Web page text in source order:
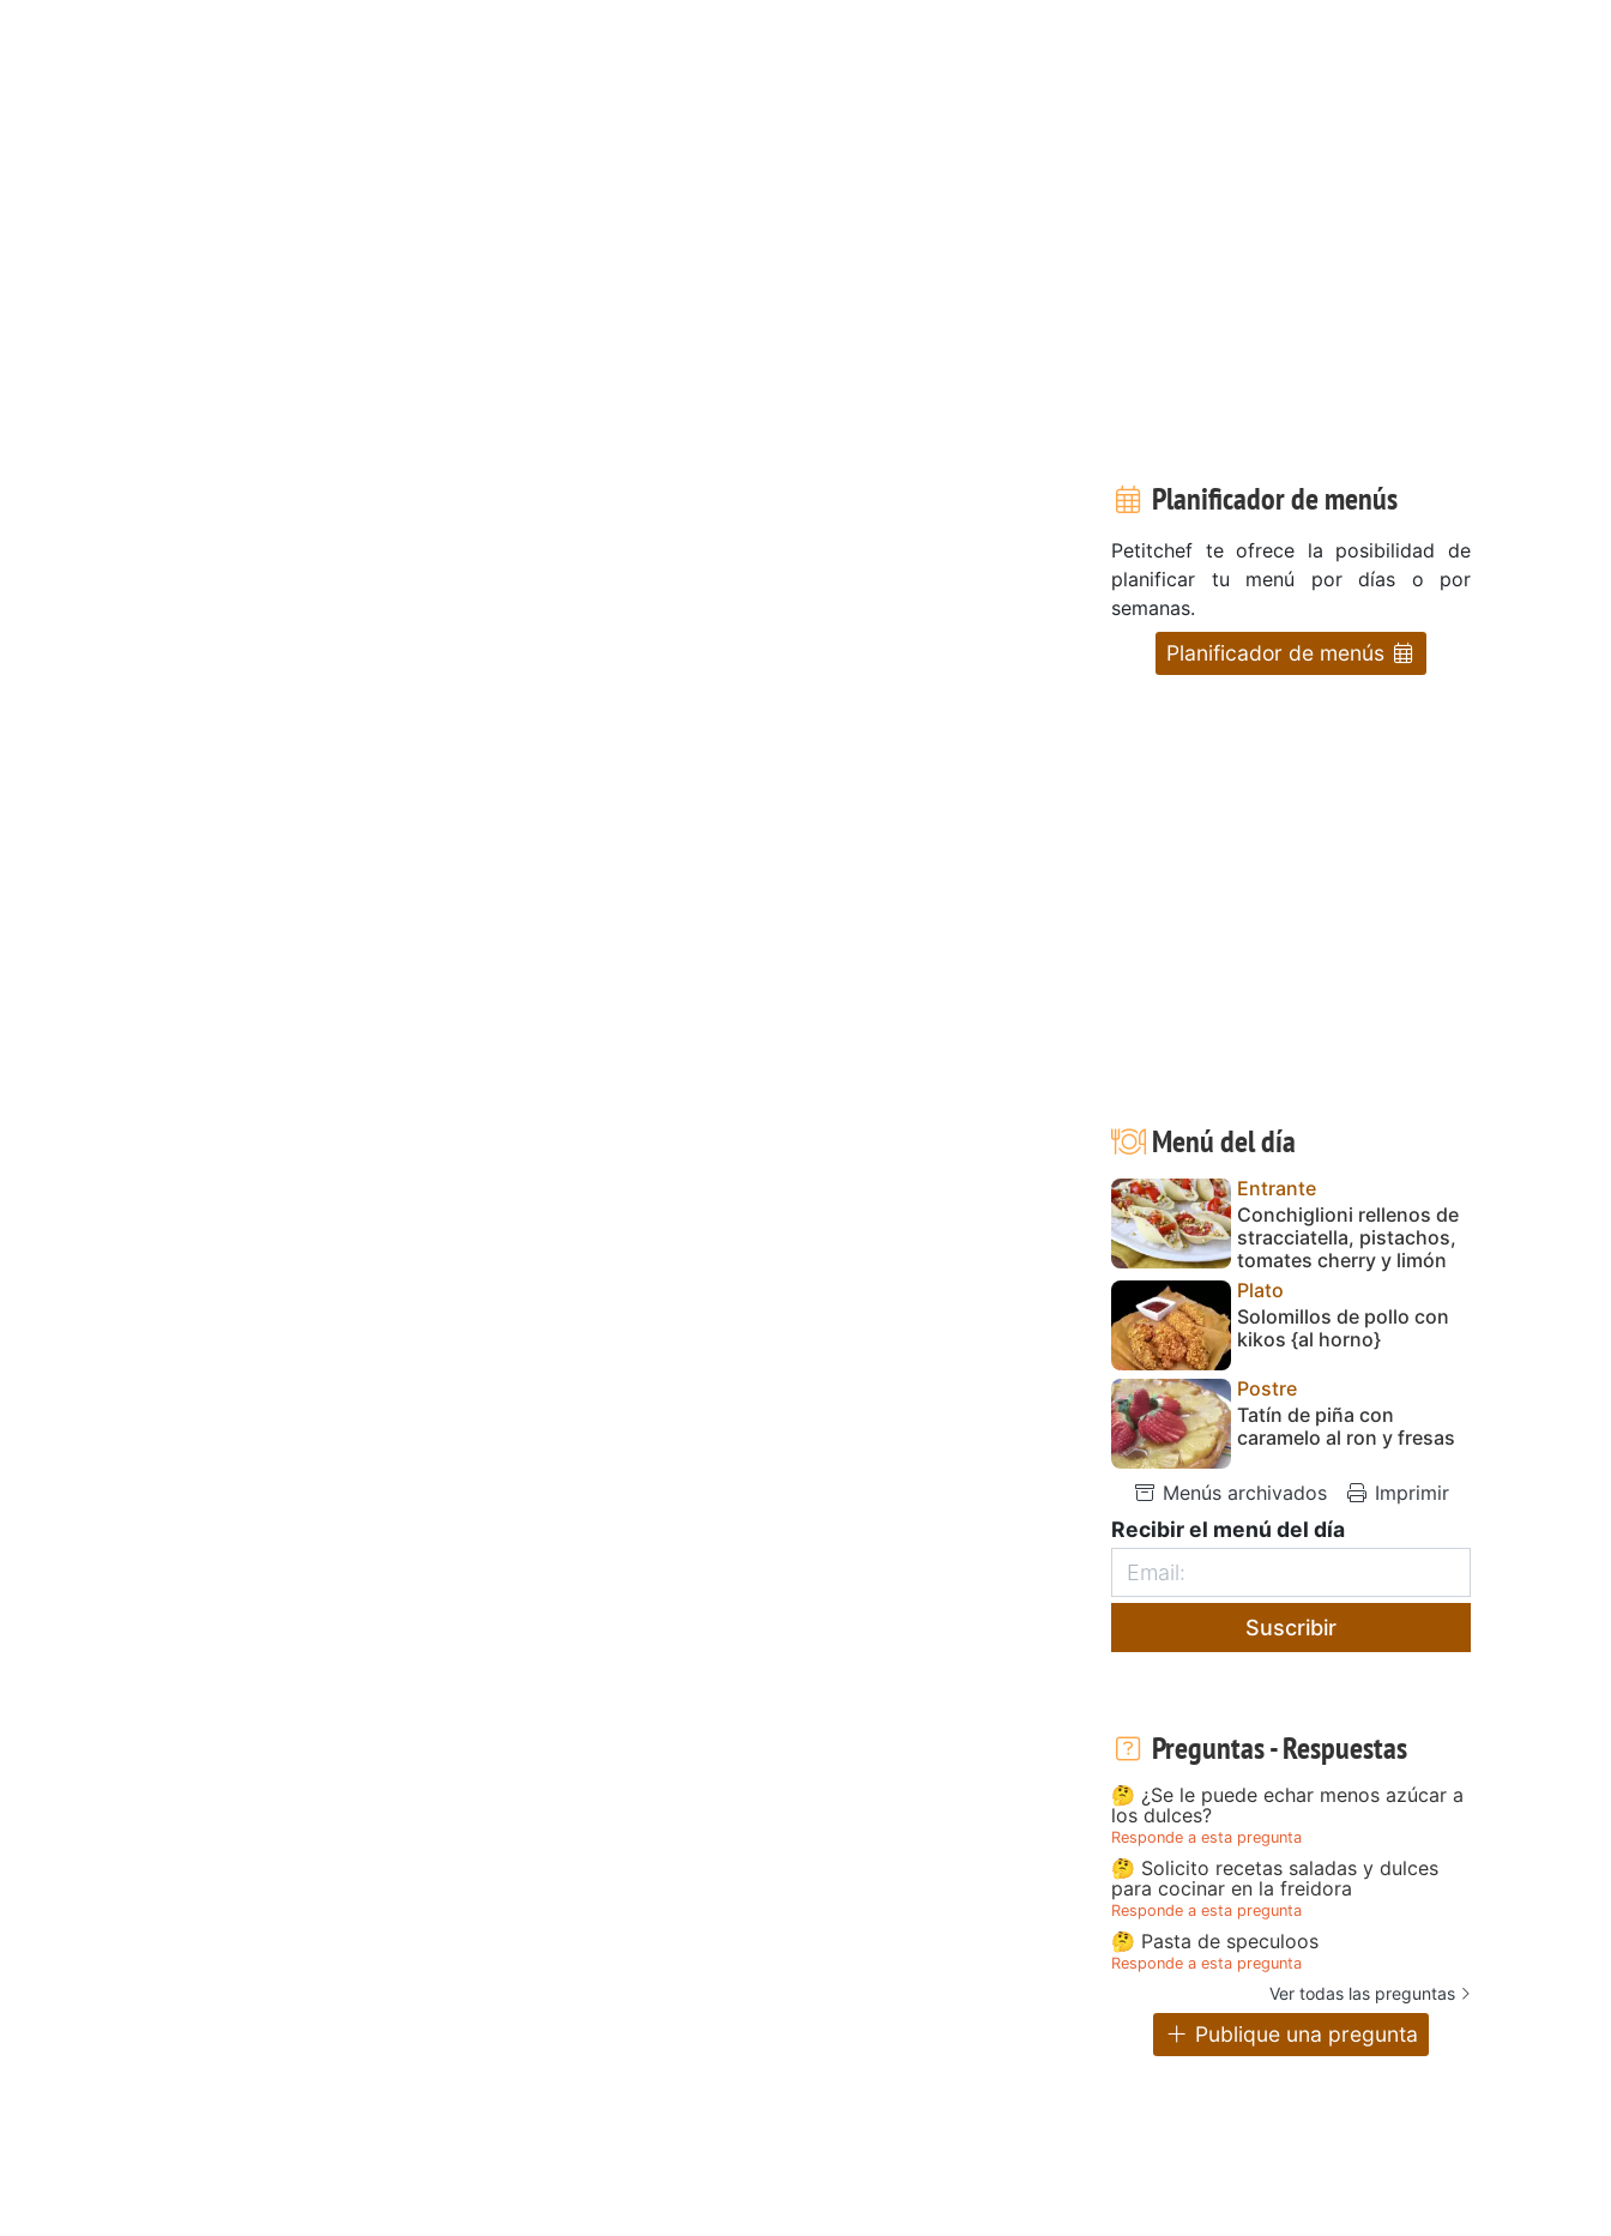
Planificador de menús
Petitchef te ofrece la posibilidad de
planificar tu menú por días o por
semanas.
Planificador de menús
Menú del día
Entrante
Conchiglioni rellenos de
stracciatella, pistachos,
tomates cherry y limón
Plato
Solomillos de pollo con
kikos {al horno}
Postre
Tatín de piña con
caramelo al ron y fresas
Menús archivados Imprimir
Recibir el menú del día
Suscribir
Preguntas - Respuestas
🤔 ¿Se le puede echar menos azúcar a
los dulces?
Responde a esta pregunta
🤔 Solicito recetas saladas y dulces
para cocinar en la freidora
Responde a esta pregunta
🤔 Pasta de speculoos
Responde a esta pregunta
Ver todas las preguntas
Publique una pregunta